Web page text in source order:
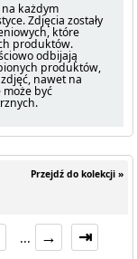
każdym
Zdjęcia zostały
które
produktów.
odbijają
produktów,
nawet na
być
Przejdź do kolekcji »
... → ⇥